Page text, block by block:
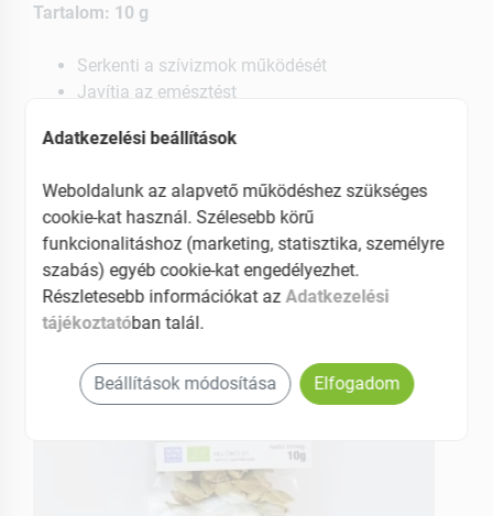
Tartalom: 10 g
Serkenti a szívizmok működését
Javítja az emésztést
EAN: 5999562480045
Adatkezelési beállítások
Weboldalunk az alapvető működéshez szükséges
cookie-kat használ. Szélesebb körű
funkcionalitáshoz (marketing, statisztika, személyre
szabás) egyéb cookie-kat engedélyezhet.
Részletesebb információkat azAdatkezelési
tájékoztatóban talál.
Beállítások módosítása Elfogadom